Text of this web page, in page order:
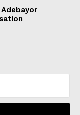
Adebayor